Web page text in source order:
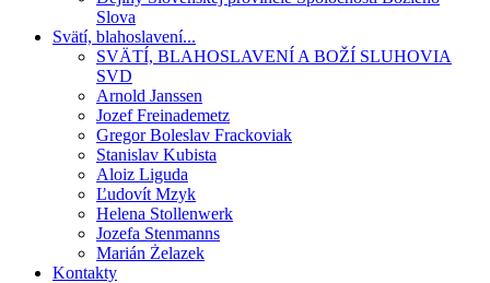
Slova
Svätí, blahoslavení...
SVÄTÍ, BLAHOSLAVENÍ A BOŽÍ SLUHOVIA
SVD
Arnold Janssen
Jozef Freinademetz
Gregor Boleslav Frackoviak
Stanislav Kubista
Aloiz Liguda
Ľudovít Mzyk
Helena Stollenwerk
Jozefa Stenmanns
Marián Żelazek
Kontakty